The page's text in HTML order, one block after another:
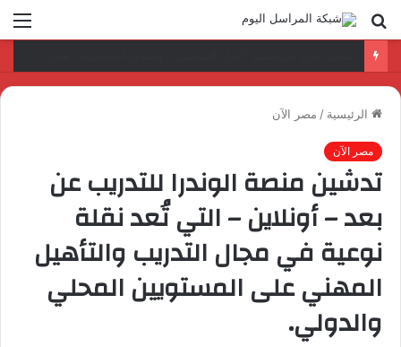
بحث
عن
الرئيسية / مصر الآن
مصر الآن
تدشين منصة الوندرا للتدريب عن
بعد – أونلاين – التي تُعد نقلة
نوعية في مجال التدريب والتأهيل
المهني على المستويين المحلي
والدولي.